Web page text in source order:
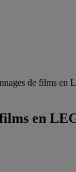
de films en
en